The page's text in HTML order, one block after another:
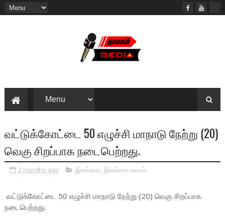
வட்டுக்கோட்டை 50 எழுச்சி மாநாடு நேற்று (20)
வெகு சிறப்பாக நடைபெற்றது.
2 months ago இலங்கை, இலங்கை.உலகம்
வட்டுக்கோட்டை 50 எழுச்சி மாநாடு நேற்று (20) வெகு சிறப்பாக
நடைபெற்றது.